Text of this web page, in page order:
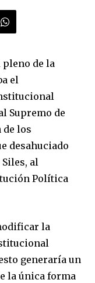
pleno de la
el
Supremo de
de los
desahuciado
al
Política
la
generaría un
la única forma